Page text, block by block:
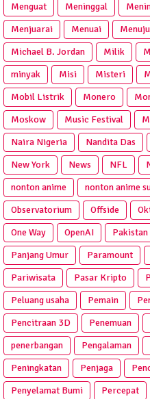
Menguat
Meninggal
Menjuarai
Menuai Menuju
Michael B. Jordan
Milik
minyak
Misi Misteri
Mobil Listrik
Monero
Moskow
Music Festival
Naira Nigeria
Nandita Das
New York
News NFL
nonton anime
nonton anime
Observatorium
Offside
One Way
OpenAI Pakistan
Panjang Umur
Paramount
Pariwisata
Pasar Kripto
Peluang usaha
Pemain
Pencitraan 3D
Penemuan
penerbangan
Pengalaman
Peningkatan
Penjaga
Penyelamat Bumi
Percepat